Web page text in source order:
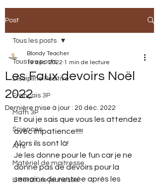
Post
Tous les posts
Discipline Positive
Français 3P
Math 3P
Sciences
Arts
Matériel de maitresse
Littérature jeunesse
Tous les posts
Les Faux devoirs Noël
2022
Blondy Teacher
19 déc. 2022 1 min de lecture
Dernière mise à jour : 20 déc. 2022
Et oui je sais que vous les attendez
avec impatience!!!!!
Alors ils sont là!
Je les donne pour le fun car je ne
donne pas de devoirs pour la
semaine de rentrée après les